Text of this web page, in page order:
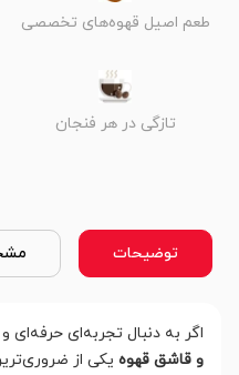
طعم اصیل قهوه‌های تخصصی
تازگی در هر فنجان
توضیحات
اگر به دنبال تجربه‌ای
و قاشق قهوه یکی از